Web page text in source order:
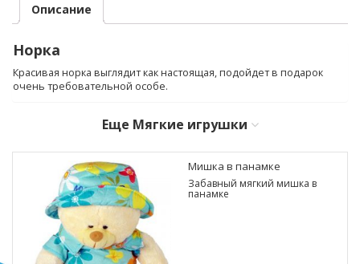
Описание
Норка
Красивая норка выглядит как настоящая, подойдет в подарок
очень требовательной особе.
Еще Мягкие игрушки
Мишка в панамке
Забавный мягкий мишка в
панамке